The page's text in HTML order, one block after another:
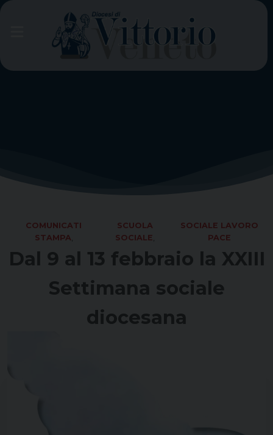
Skip
COMUNICATI
STAMPA
SCUOLA
SOCIALE
SOCIALE LAVORO
PACE
Dal 9 al 13 febbraio la XXIII
Settimana sociale
diocesana